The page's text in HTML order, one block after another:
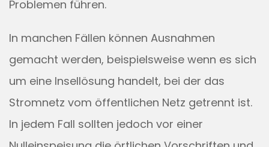
Problemen führen.
In manchen Fällen können Ausnahmen
gemacht werden, beispielsweise wenn es sich
um eine Insellösung handelt, bei der das
Stromnetz vom öffentlichen Netz getrennt ist.
In jedem Fall sollten jedoch vor einer